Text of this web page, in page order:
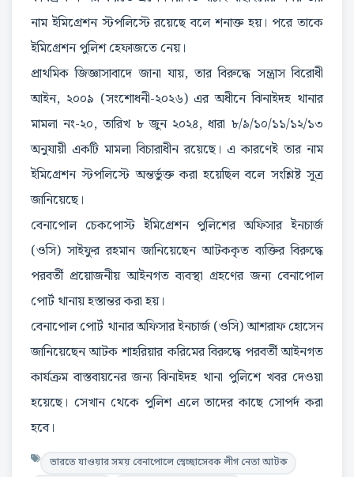
নাম ইমিগ্রেশন স্টপলিস্টে রয়েছে বলে শনাক্ত হয়। পরে তাকে
ইমিগ্রেশন পুলিশ হেফাজতে নেয়।
প্রাথমিক জিজ্ঞাসাবাদে জানা যায়, তার বিরুদ্ধে সন্ত্রাস বিরোধী
আইন, ২০০৯ (সংশোধনী-২০২৬) এর অধীনে ঝিনাইদহ থানার
মামলা নং-২০, তারিখ ৮ জুন ২০২৪, ধারা ৮/৯/১০/১১/১২/১৩
অনুযায়ী একটি মামলা বিচারাধীন রয়েছে। এ কারণেই তার নাম
ইমিগ্রেশন স্টপলিস্টে অন্তর্ভুক্ত করা হয়েছিল বলে সংশ্লিষ্ট সূত্র
জানিয়েছে।
বেনাপোল চেকপোস্ট ইমিগ্রেশন পুলিশের অফিসার ইনচার্জ
(ওসি) সাইফুর রহমান জানিয়েছেন আটককৃত ব্যক্তির বিরুদ্ধে
পরবর্তী প্রয়োজনীয় আইনগত ব্যবস্থা গ্রহণের জন্য বেনাপোল
পোর্ট থানায় হস্তান্তর করা হয়।
বেনাপোল পোর্ট থানার অফিসার ইনচার্জ (ওসি) আশরাফ হোসেন
জানিয়েছেন আটক শাহরিয়ার করিমের বিরুদ্ধে পরবর্তী আইনগত
কার্যক্রম বাস্তবায়নের জন্য ঝিনাইদহ থানা পুলিশে খবর দেওয়া
হয়েছে। সেখান থেকে পুলিশ এলে তাদের কাছে সোপর্দ করা
হবে।
ভারতে যাওয়ার সময় বেনাপোলে স্বেচ্ছাসেবক লীগ নেতা আটক